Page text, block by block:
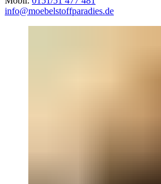
info@moebelstoffparadies.de